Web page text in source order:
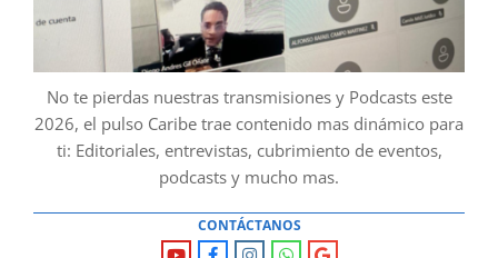
No te pierdas nuestras transmisiones y Podcasts este
2026, el pulso Caribe trae contenido mas dinámico para
ti: Editoriales, entrevistas, cubrimiento de eventos,
podcasts y mucho mas.
CONTÁCTANOS